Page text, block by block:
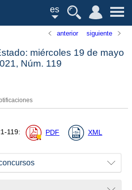
es
anterior siguiente
miércoles 19 de mayo
Núm. 119
119: PDF XML